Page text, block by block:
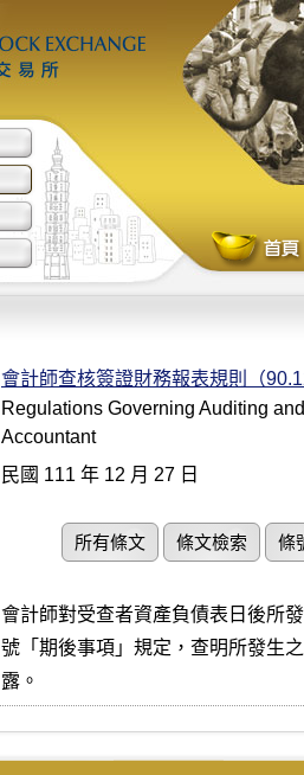
會計師查核簽證財務報表規則（
Regulations Governing Auditing
Accountant
民國 111 年 12 月 27 日
所有條文 條文檢索 條
會計師對受查者資產負債表日後所
號「期後事項」規定，查明所發生
露。